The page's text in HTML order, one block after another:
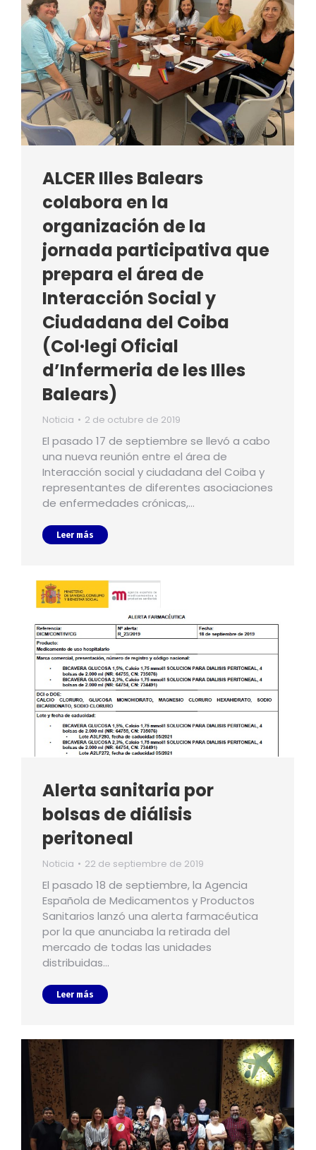
ALCER Illes Balears
colabora en la
organización de la
jornada participativa que
prepara el área de
Interacción Social y
Ciudadana del Coiba
(Col·legi Oficial
d’Infermeria de les Illes
Balears)
Noticia 2 de octubre de 2019
El pasado 17 de septiembre se llevó a cabo
una nueva reunión entre el área de
Interacción social y ciudadana del Coiba y
representantes de diferentes asociaciones
de enfermedades crónicas,…
Leer más
Alerta sanitaria por
bolsas de diálisis
peritoneal
Noticia 22 de septiembre de 2019
El pasado 18 de septiembre, la Agencia
Española de Medicamentos y Productos
Sanitarios lanzó una alerta farmacéutica
por la que anunciaba la retirada del
mercado de todas las unidades
distribuidas…
Leer más